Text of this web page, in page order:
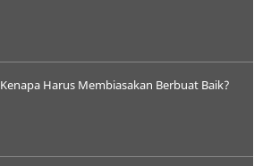
Kenapa Harus Membiasakan Berbuat Baik?